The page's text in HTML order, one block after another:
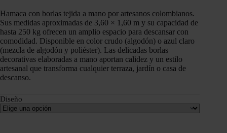
Hamaca con borlas tejida a mano por artesanos colombianos.
Sus medidas aproximadas de 3,60 × 1,60 m y su capacidad de
hasta 250 kg ofrecen un amplio espacio para descansar con
comodidad. Disponible en color crudo (algodón) o azul claro
(mezcla de algodón y poliéster). Las delicadas borlas
decorativas elaboradas a mano aportan calidez y un estilo
artesanal que transforma cualquier terraza, jardín o casa de
descanso.
Diseño